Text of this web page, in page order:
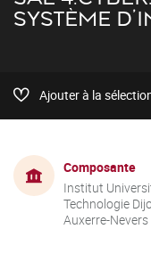
SYSTÈME
Ajouter à la
Composante
Institut
Technologie
Auxerre-Nevers